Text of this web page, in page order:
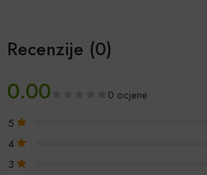
Recenzije (0)
0.00 0 ocjene
5
4
3